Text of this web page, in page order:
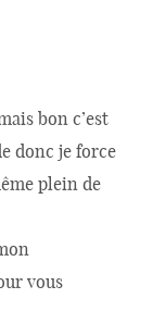
bon c’est
donc je force
plein de
vous